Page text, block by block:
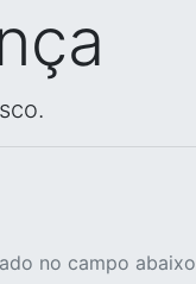
no campo abaixo